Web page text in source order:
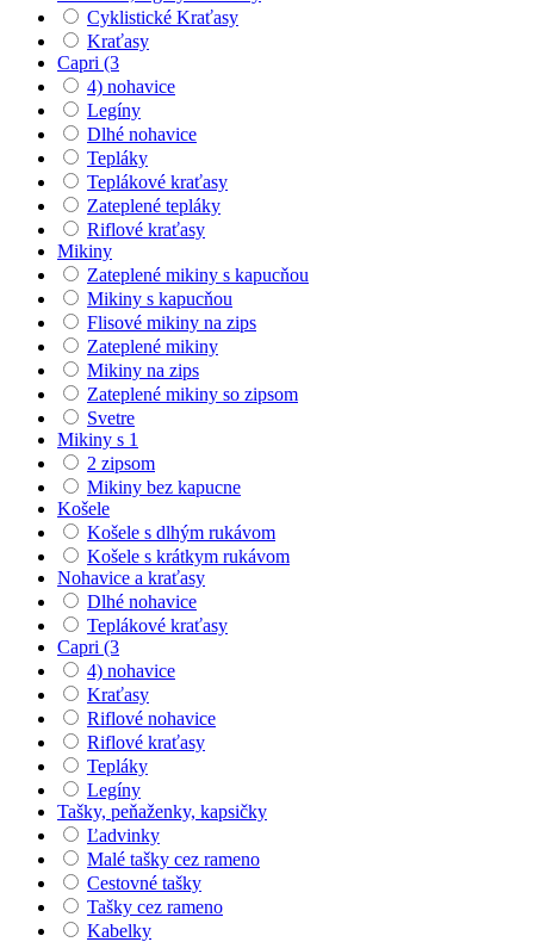
Cyklistické Kraťasy
Kraťasy
Capri (3
4) nohavice
Legíny
Dlhé nohavice
Tepláky
Teplákové kraťasy
Zateplené tepláky
Riflové kraťasy
Mikiny
Zateplené mikiny s kapucňou
Mikiny s kapucňou
Flisové mikiny na zips
Zateplené mikiny
Mikiny na zips
Zateplené mikiny so zipsom
Svetre
Mikiny s 1
2 zipsom
Mikiny bez kapucne
Košele
Košele s dlhým rukávom
Košele s krátkym rukávom
Nohavice a kraťasy
Dlhé nohavice
Teplákové kraťasy
Capri (3
4) nohavice
Kraťasy
Riflové nohavice
Riflové kraťasy
Tepláky
Legíny
Tašky, peňaženky, kapsičky
Ľadvinky
Malé tašky cez rameno
Cestovné tašky
Tašky cez rameno
Kabelky